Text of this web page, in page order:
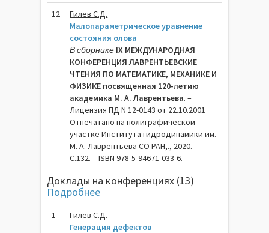
12
Гилев С.Д.
Малопараметрическое уравнение
состояния олова
В сборнике IX МЕЖДУНАРОДНАЯ
КОНФЕРЕНЦИЯ ЛАВРЕНТЬЕВСКИЕ
ЧТЕНИЯ ПО МАТЕМАТИКЕ, МЕХАНИКЕ И
ФИЗИКЕ посвященная 120-летию
академика М. А. Лаврентьева. –
Лицензия ПД N 12-0143 от 22.10.2001
Отпечатано на полиграфическом
участке Института гидродинамики им.
М. А. Лаврентьева СО РАН,., 2020. –
C.132. – ISBN 978-5-94671-033-6.
Доклады на конференциях (13)
Подробнее
1
Гилев С.Д.
Генерация дефектов